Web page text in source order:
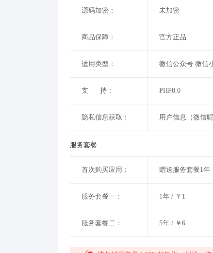
源码加密： 未加密
商品保障： 官方正品
适用类型： 微信公众号 微信
支 持： PHP8.0
隐私信息获取： 用户信息（微信
服务套餐
首次购买应用： 赠送服务套餐1年
服务套餐一： 1年 / ￥1
服务套餐二： 5年 / ￥6